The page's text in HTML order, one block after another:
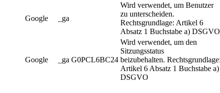
Google _ga
Wird verwendet, um Benutzer
zu unterscheiden.
Rechtsgrundlage: Artikel 6
Absatz 1 Buchstabe a) DSGVO
Google _ga G0PCL6BC24
Wird verwendet, um den
Sitzungsstatus
beizubehalten.
Artikel 6 Absatz 1 Buchstabe a)
DSGVO